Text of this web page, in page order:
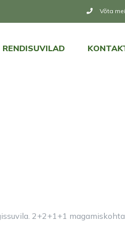
Võta
RENDISUVILAD
2+2+1+1